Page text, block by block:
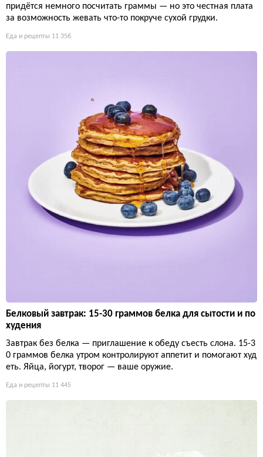
придётся немного посчитать граммы — но это честная плата
за возможность жевать что-то покруче сухой грудки.
Еда и рецепты 11 356
Белковый завтрак: 15-30 граммов белка для сытости и по
худения
Завтрак без белка — приглашение к обеду съесть слона. 15-3
0 граммов белка утром контролируют аппетит и помогают худ
еть. Яйца, йогурт, творог — ваше оружие.
Еда и рецепты 11 445